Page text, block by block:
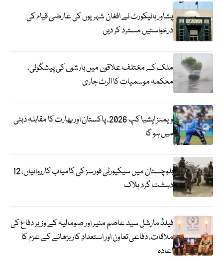
پشاور ہائیکورٹ نے افغان شہریوں کی عارضی قیام کی
درخواستیں مسترد کر دیں
ملک کے مختلف علاقوں میں بارشوں کی پیشگوئی،
محکمہ موسمیات کا الرٹ جاری
ویمنز ایشیا کپ 2026، پاکستان اور بھارت کا مقابلہ دبئی
میں ہو گا
بلوچستان میں سیکیورٹی فورسز کی کامیاب کارروائیاں، 12
دہشت گرد ہلاک
فیلڈ مارشل سید عاصم منیر اور صومالیہ کے وزیر دفاع کی
ملاقات، دفاعی تعاون اور استعدادِ کار بڑھانے کے عزم کا
اعادہ